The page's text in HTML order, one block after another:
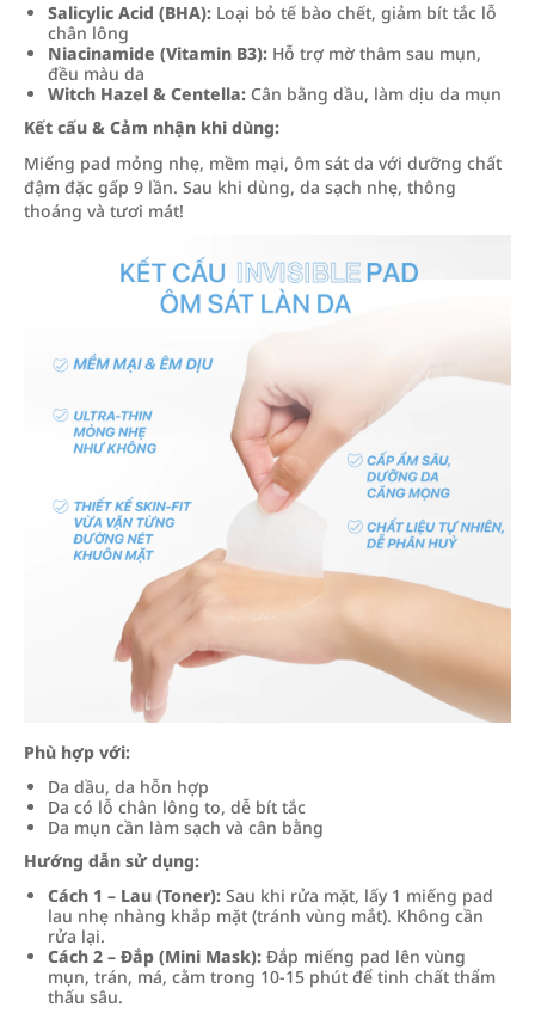
Salicylic Acid (BHA): Loại bỏ tế bào chết, giảm bít tắc lỗ
chân lông
Niacinamide (Vitamin B3): Hỗ trợ mờ thâm sau mụn,
đều màu da
Witch Hazel & Centella: Cân bằng dầu, làm dịu da mụn
Kết cấu & Cảm nhận khi dùng:
Miếng pad mỏng nhẹ, mềm mại, ôm sát da với dưỡng chất
đậm đặc gấp 9 lần. Sau khi dùng, da sạch nhẹ, thông
thoáng và tươi mát!
Phù hợp với:
Da dầu, da hỗn hợp
Da có lỗ chân lông to, dễ bít tắc
Da mụn cần làm sạch và cân bằng
Hướng dẫn sử dụng:
Cách 1 – Lau (Toner): Sau khi rửa mặt, lấy 1 miếng pad
lau nhẹ nhàng khắp mặt (tránh vùng mắt). Không cần
rửa lại.
Cách 2 – Đắp (Mini Mask): Đắp miếng pad lên vùng
mụn, trán, má, cằm trong 10-15 phút để tinh chất thẩm
thấu sâu.